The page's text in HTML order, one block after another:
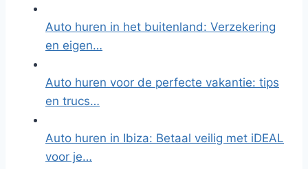
Auto huren in het buitenland: Verzekering
en eigen…
Auto huren voor de perfecte vakantie: tips
en trucs…
Auto huren in Ibiza: Betaal veilig met iDEAL
voor je…